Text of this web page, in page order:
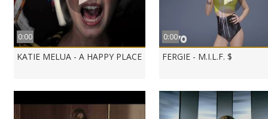
0:00
KATIE MELUA - A HAPPY PLACE
0:00
FERGIE - M.I.L.F. $